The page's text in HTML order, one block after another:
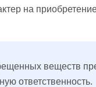
на
веществ
ответственность.